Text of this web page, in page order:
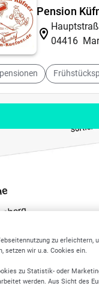
Pension
04416
zu erleichtern,
setzen wir u.a. Cookies ein.
zu Statistik- oder
werden. Aus Sicht des